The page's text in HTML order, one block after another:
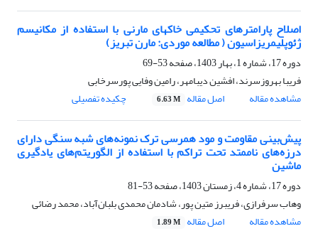
اصلاح پارامترهای تحکیمی خاکهای مارنی با استفاده از مکانیسم
ژئوپلیمریزاسیون ( مطالعه موردی: مارن تبریز)
دوره 17، شماره 1، بهار 1403، صفحه
53-69
فریبا بهروزسرند، افشین دیبامهر، رامین وفایی پورسرخابی
مشاهده مقاله
اصل مقاله 6.63 M چکیده تفصیلی
پیش‌بینی مقاومت و مود همرسی ترک نمونه‌های شبه سنگی دارای
درزه‌های ناممتد تحت تراکم با استفاده از الگوریتم‌های یادگیری
ماشین
دوره 17، شماره 4، زمستان 1403، صفحه
53-81
وهاب سرفرازی، فریبرز متین پور، شادمان محمدی بلبان‌آباد، محمد رضائی
مشاهده مقاله
اصل مقاله 1.89 M